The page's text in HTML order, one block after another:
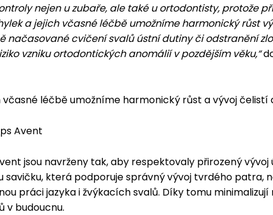
nejen u zubaře, ale také u ortodontisty, protože
a jejich včasné léčbě umožníme harmonický růst
načasované cvičení svalů ústní dutiny či odstranění
vzniku ortodontických anomálií v pozdějším věku,“
léčbě umožníme harmonický růst a vývoj čelistí
Avent
jsou navrženy tak, aby respektovaly přirozený vývoj
savičku, která podporuje správný vývoj tvrdého patra,
práci jazyka i žvýkacích svalů. Díky tomu minimalizují
budoucnu.